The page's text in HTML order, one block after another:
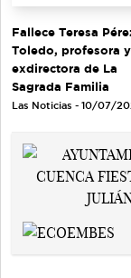
Fallece Teresa
Toledo, profesora y
exdirectora de La
Sagrada Familia
Las Noticias - 10/07/